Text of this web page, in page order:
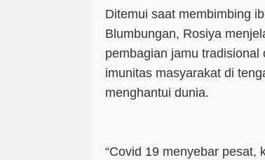
Ditemui saat membimbing
Blumbungan, Rosiya
pembagian jamu
imunitas masyarakat di
menghantui dunia.
“Covid 19 menyebar pesat,